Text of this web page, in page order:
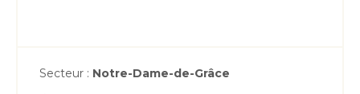
Secteur : Notre-Dame-de-Grâce